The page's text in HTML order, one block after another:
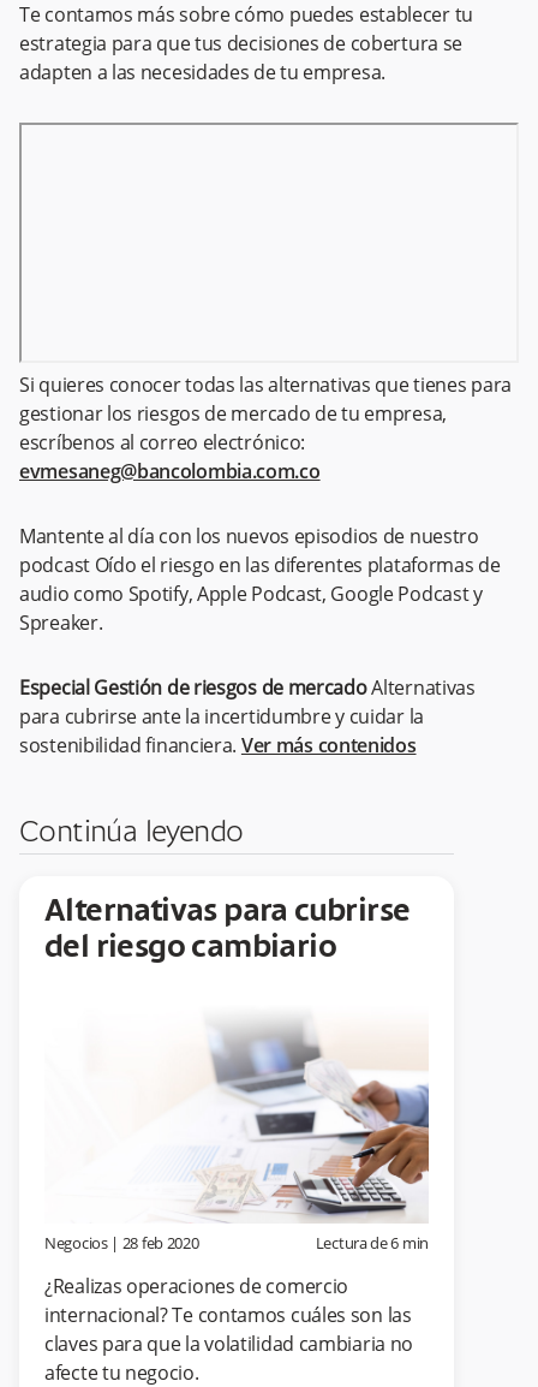
Te contamos más sobre cómo puedes establecer tu
estrategia para que tus decisiones de cobertura se
adapten a las necesidades de tu empresa.
Si quieres conocer todas las alternativas que tienes para
gestionar los riesgos de mercado de tu empresa,
escríbenos al correo electrónico:
evmesaneg@bancolombia.com.co
Mantente al día con los nuevos episodios de nuestro
podcast Oído el riesgo en las diferentes plataformas de
audio como Spotify, Apple Podcast, Google Podcast y
Spreaker.
Especial Gestión de riesgos de mercadoAlternativas
para cubrirse ante la incertidumbre y cuidar la
sostenibilidad financiera. Ver más contenidos
Continúa leyendo
Alternativas para cubrirse
del riesgo cambiario
Negocios| 28 feb 2020 Lectura de6 min
¿Realizas operaciones de comercio
internacional? Te contamos cuáles son las
claves para que la volatilidad cambiaria no
afecte tu negocio.